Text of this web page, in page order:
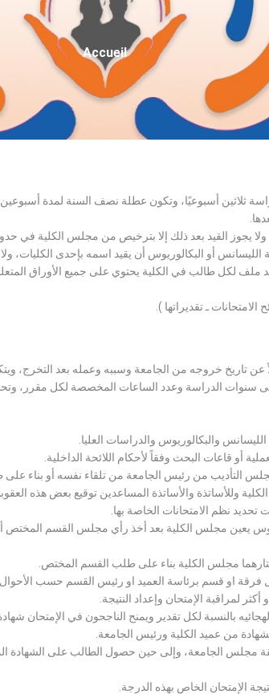
Fil
D'Ariane
Accueil
ثلاثين أسبوعيًا، وتكون عطلة نصف السنة لمدة
ولا يجوز القيد بعد ذلك إلا بترخيص من مجلس الكلية في
الليسانس أو البكالوريوس أن يقيد اسمه بإحدى
ملف لكل طالب في الكلية يحتوي على جميع الأوراق
الامتحانات ـ تقديراتها ).
تاريخ خروجه من الجامعة وسببه وعمله بعد التخرج،
على سنوات الدراسة وعدد الساعات المخصصة لكل
والبكالوريوس والدراسات العليا.
أو قاعات البحث وفقاً لأحكام اللائحة الداخلية.
التأديب من رئيس الجامعة من تلقاء نفسه أو بناء على
وللأساتذة والأساتذة المساعدين توقيع بعض هذه
تحديد نظم الامتحانات الخاصة بها.
يعين مجلس الكلية بعد أخذ رأي مجلس القسم المختص
مجلس الكلية بناء على طلب القسم المختص.
او قسم برئاسة العميد او رئيس القسم حسب الأحوال
لمراقبة الإمتحان وإعداد النتيجة.
بالنسبة لكل تقدير ويمنح الناجحون في الإمتحان
من عميد الكلية ورئيس الجامعة.
مجلس الجامعة، وإلى حين حصول الطالب على الشهادة
الإمتحان الخاص بهذه الدرجة.